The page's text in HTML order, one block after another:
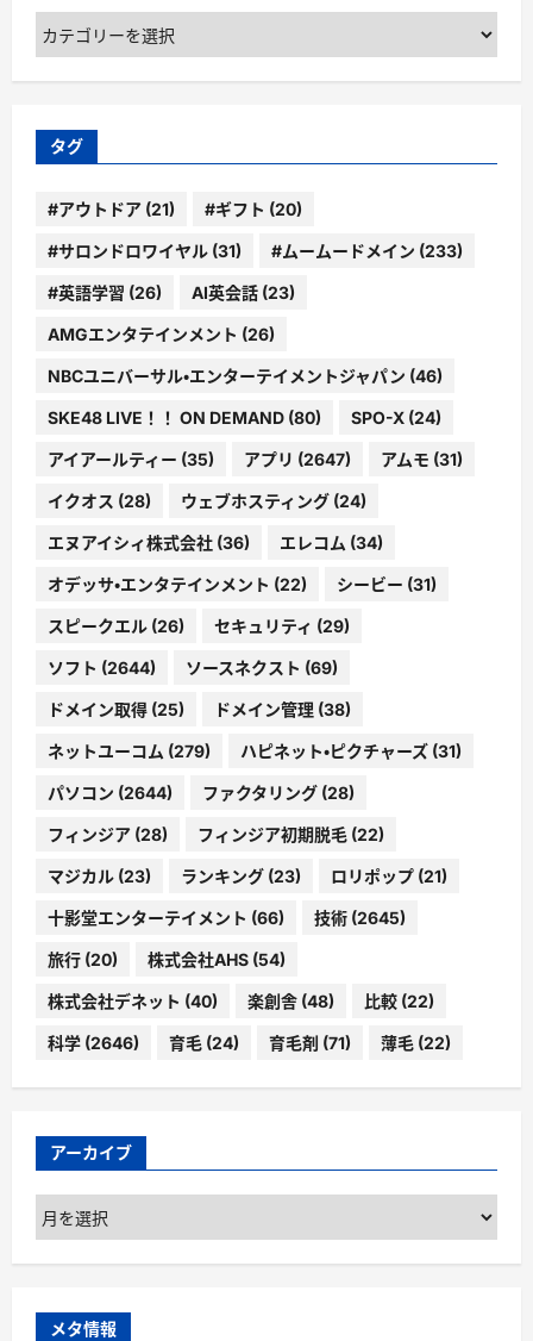
カ
テ
ゴ
ー
タグ
#アウトドア (21) #ギフト (20)
#サロンドロワイヤル (31) #ムームードメイン (233)
#英語学習 (26) AI英会話 (23)
AMGエンタテインメント (26)
NBCユニバーサル・エンターテイメントジャパン (46)
SKE48 LIVE！！ ON DEMAND (80) SPO-X (24)
アイアールティー (35) アプリ (2647) アムモ (31)
イクオス (28) ウェブホスティング (24)
エヌアイシィ株式会社 (36) エレコム (34)
オデッサ・エンタテインメント (22) シービー (31)
スピークエル (26) セキュリティ (29)
ソフト (2644) ソースネクスト (69)
ドメイン取得 (25) ドメイン管理 (38)
ネットユーコム (279) ハピネット・ピクチャーズ (31)
パソコン (2644) ファクタリング (28)
フィンジア (28) フィンジア初期脱毛 (22)
マジカル (23) ランキング (23) ロリポップ (21)
十影堂エンターテイメント (66) 技術 (2645)
旅行 (20) 株式会社AHS (54)
株式会社デネット (40) 楽創舎 (48) 比較 (22)
科学 (2646) 育毛 (24) 育毛剤 (71) 薄毛 (22)
アーカイブ
ア
ー
カ
ブ
メタ情報